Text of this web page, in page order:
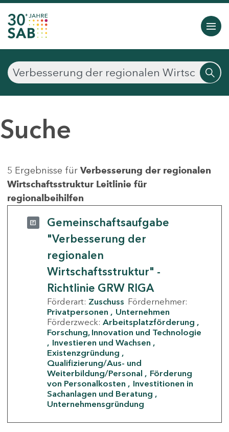
Suche
5 Ergebnisse für Verbesserung der regionalen
Wirtschaftsstruktur Leitlinie für
regionalbeihilfen
Gemeinschaftsaufgabe
"Verbesserung der
regionalen
Wirtschaftsstruktur" -
Richtlinie GRW RIGA
Förderart: Zuschuss Fördernehmer:
Privatpersonen
Unternehmen
Förderzweck: Arbeitsplatzförderung
Forschung, Innovation und Technologie
Investieren und Wachsen
Existenzgründung
Qualifizierung/Aus- und
Weiterbildung/Personal
Förderung
von Personalkosten
Investitionen in
Sachanlagen und Beratung
Unternehmensgründung